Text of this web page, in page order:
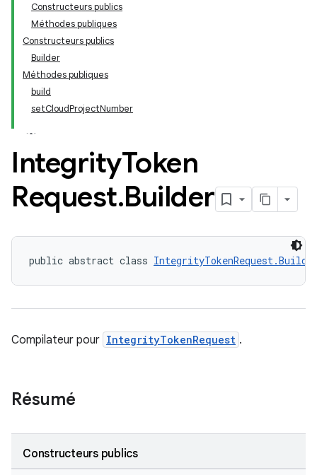
Constructeurs publics
Méthodes publiques
Constructeurs publics
Builder
Méthodes publiques
build
setCloudProjectNumber
IntegrityToken
Request.Builder
public abstract class
Compilateur pour IntegrityTokenRequest .
Résumé
Constructeurs publics